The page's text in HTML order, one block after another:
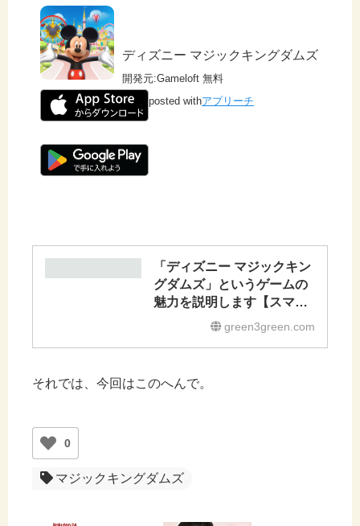
ディズニー マジックキングダムズ
開発元:Gameloft 無料
posted withアプリーチ
「ディズニー マジックキン
グダムズ」というゲームの
魅力を説明します【スマホ
green3green.com
それでは、今回はこのへんで。
0
マジックキングダムズ